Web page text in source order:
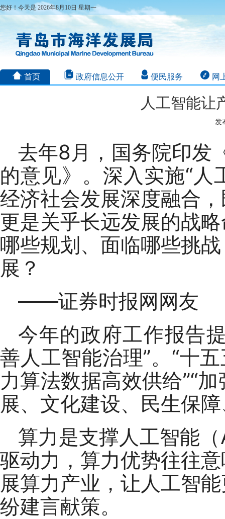
您好！今天是 2026年8月10日 星期一
首页 政府信息公开 便民服务 网
人工智能让
发
去年8月，国务院印发
的意见》。深入实施“
经济社会发展深度融合
更是关乎长远发展的战
哪些规划、面临哪些挑
展？
——证券时报网网友
今年的政府工作报告
善人工智能治理”。“十
力算法数据高效供给”“
展、文化建设、民生保
算力是支撑人工智能
驱动力，算力优势往往
展算力产业，让人工智
纷建言献策。